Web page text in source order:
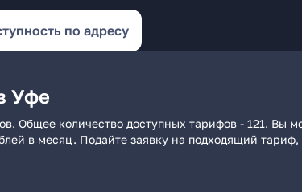
по адресу
Уфе
Общее количество доступных тарифов - 121. Вы
в месяц. Подайте заявку на подходящий